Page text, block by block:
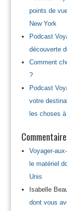
points de
New York
Podcast
découverte
Comment
?
Podcast
votre
les choses
Voyager-
le matériel
Unis
Isabelle
dont vous